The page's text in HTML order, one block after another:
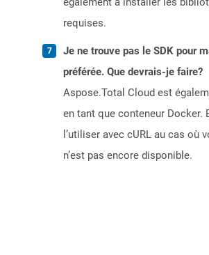
requises.
Je ne trouve pas le SDK pour
préférée. Que devrais-je faire?
Aspose.Total Cloud est
en tant que conteneur Docker.
l’utiliser avec cURL au cas où
n’est pas encore disponible.